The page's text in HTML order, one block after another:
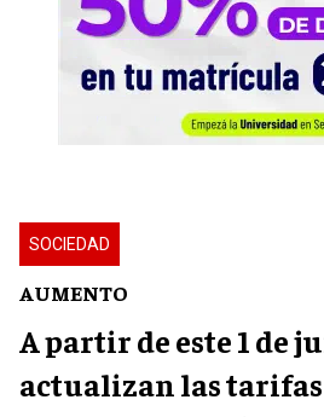
SOCIEDAD
AUMENTO
A partir de este 1 de
actualizan las tarifas